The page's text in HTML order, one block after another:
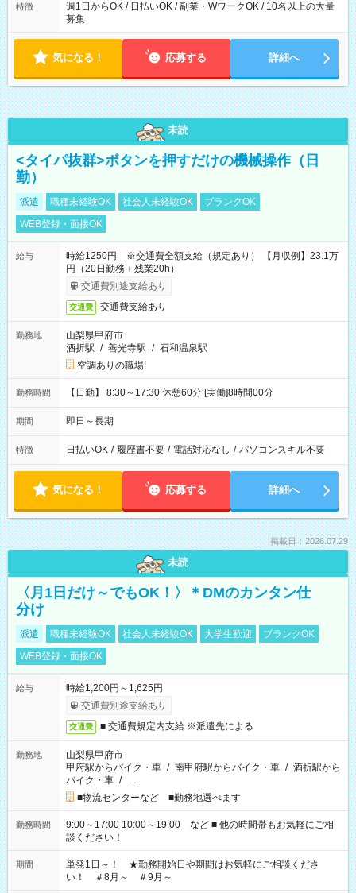
特徴
週1日からOK / 日払いOK / 副業・WワークOK / 10名以上の大量
募集
気になる！ 応募する 詳細へ
未読
<タイパ抜群>ボタンを押すだけの機械操作（日
勤）
派遣 職種未経験OK 社会人未経験OK
ブランクOK
WEB登録・面接OK
給与
時給1250円 ※交通費全額支給（規定あり） 【月収例】23.1万
円（20日勤務＋残業20h）
交通費別途支給あり
交通費 交通費支給あり
勤務地
山梨県甲府市
酒折駅 / 善光寺駅 / 石和温泉駅
空調ありの職場!
勤務時間 【日勤】 8:30～17:30 休憩60分 [実働]8時間00分
期間 即日～長期
特徴 日払いOK / 履歴書不要 / 電話対応なし / パソコンスキル不要
気になる！ 応募する 詳細へ
掲載日：2026.07.29
未読
〈月1日だけ～でもOK！〉＊DMのカンタン仕
分け
派遣 職種未経験OK 社会人未経験OK 大学生歓迎
ブランクOK
WEB登録・面接OK
給与
時給1,200円～1,625円
交通費別途支給あり
交通費 ■ 交通費規定内支給 ※派遣先による
勤務地
山梨県甲府市
甲府駅からバイク・車 / 南甲府駅からバイク・車 / 酒折駅から
バイク・車 / …
■物流センターなど ■勤務地選べます
勤務時間
9:00～17:00 10:00～19:00 など ■ 他の時間帯もお気軽にご相
談ください！
期間
単発1日～！ ★勤務開始日や期間はお気軽にご相談くださ
い！ ＃8月～ ＃9月～